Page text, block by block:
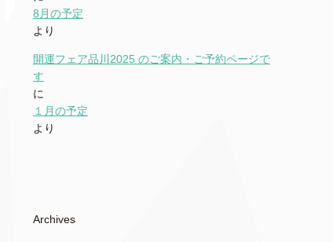
8月の予定
より
開運フェア品川2025 のご案内・ご予約ページで
す
に
１月の予定
より
Archives